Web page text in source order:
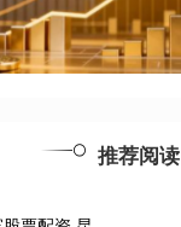
推荐阅读